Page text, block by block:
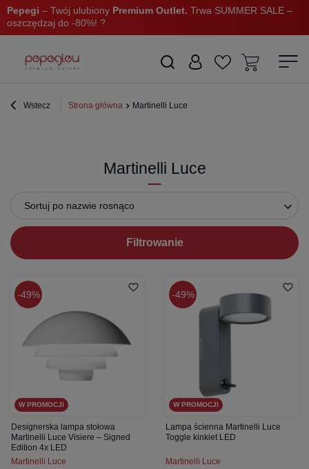
Pepegi – Twój ulubiony Premium Outlet. Trwa SUMMER SALE –
oszczędzaj do -80%! ?
Wstecz Strona główna Martinelli Luce
Martinelli Luce
Sortuj po nazwie rosnąco
Filtrowanie
49%
W PROMOCJI
Designerska lampa stołowa
Martinelli Luce Visiere – Signed
Edition 4x LED
Martinelli Luce
49%
W PROMOCJI
Lampa ścienna Martinelli Luce
Toggle kinkiet LED
Martinelli Luce